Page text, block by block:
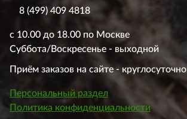
8 (499) 409 4818
с 10.00 до 18.00 по Москве
Суббота/Воскресенье - выходной
Приём заказов на сайте - круглосуточно
Персональный раздел
Политика конфиденциальности